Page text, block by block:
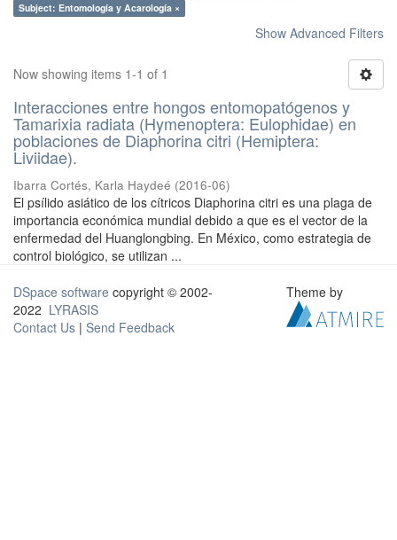
Subject: Entomología y Acarología ×
Show Advanced Filters
Now showing items 1-1 of 1
Interacciones entre hongos entomopatógenos y
Tamarixia radiata (Hymenoptera: Eulophidae) en
poblaciones de Diaphorina citri (Hemiptera:
Liviidae).
Ibarra Cortés, Karla Haydeé (2016-06)
El psílido asiático de los cítricos Diaphorina citri es una plaga de
importancia económica mundial debido a que es el vector de la
enfermedad del Huanglongbing. En México, como estrategia de
control biológico, se utilizan ...
DSpace software copyright © 2002-
2022 LYRASIS
Contact Us | Send Feedback
Theme by